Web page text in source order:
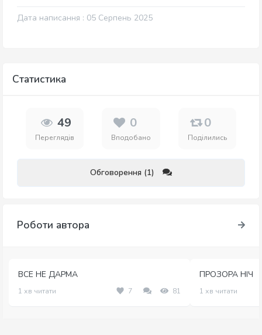
Дата написання : 05 Серпень 2025
Статистика
49
Переглядів
0
Вподобано
0
Поділились
Обговорення (1)
Роботи автора
ВСЕ НЕ ДАРМА
1 хв читати 7 81
ПРОЗОРА НІЧ
1 хв читати